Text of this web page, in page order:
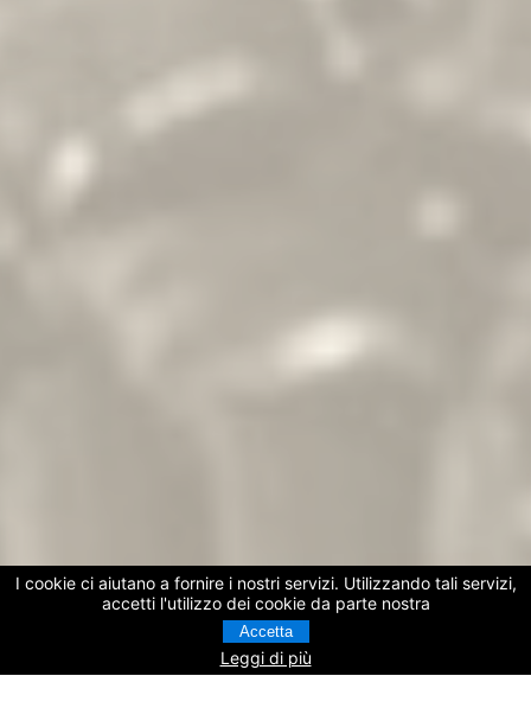
I cookie ci aiutano a fornire i nostri servizi. Utilizzando tali servizi,
accetti l'utilizzo dei cookie da parte nostra
Accetta
Leggi di più